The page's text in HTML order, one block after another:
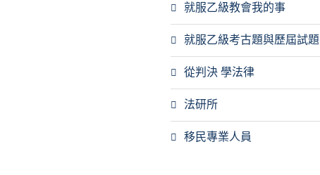
就服乙級教會我的事
就服乙級考古題與歷屆試題
從判決 學法律
法研所
移民專業人員